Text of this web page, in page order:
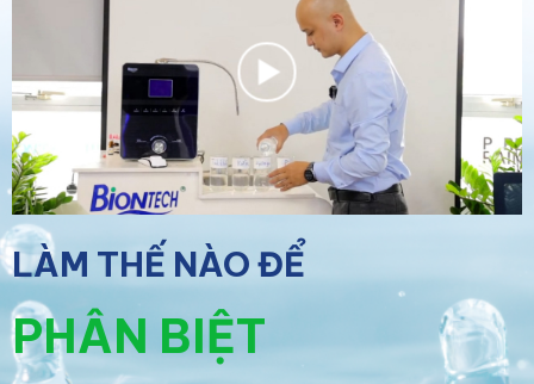
LÀM THẾ NÀO ĐỂ
PHÂN BIỆT